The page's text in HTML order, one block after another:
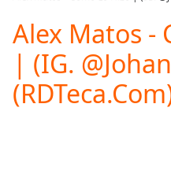
Video
Play
Skip
Backward
Skip
Forward
Alex Matos -
| (IG.